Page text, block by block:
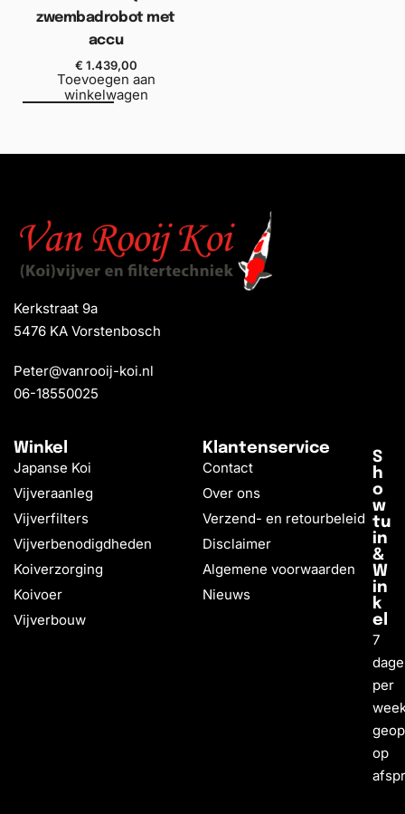
zwembadrobot met
accu
€ 1.439,00
Toevoegen aan
winkelwagen
Kerkstraat 9a
5476 KA Vorstenbosch
Peter@vanrooij-koi.nl
06-18550025
Winkel
Japanse Koi
Vijveraanleg
Vijverfilters
Vijverbenodigdheden
Koiverzorging
Koivoer
Vijverbouw
Klantenservice
Contact
Over ons
Verzend- en retourbeleid
Disclaimer
Algemene voorwaarden
Nieuws
S
h
o
w
tu
in
&
W
in
k
el
7
per
op